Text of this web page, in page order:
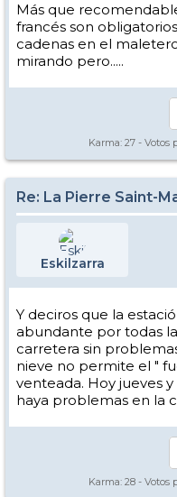
Más que
francés son
cadenas en el
mirando pero.....
Karma: 27 - Votos
Re: La Pierre Saint-
Eskilzarra
Y deciros que la
abundante por todas
carretera sin
nieve no permite el "
venteada. Hoy jueves
haya problemas en la
Karma: 28 - Votos